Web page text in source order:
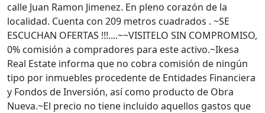
calle Juan Ramon Jimenez. En pleno corazón de la
localidad. Cuenta con 209 metros cuadrados . ~SE
ESCUCHAN OFERTAS !!!....~~VISITELO SIN COMPROMISO,
0% comisión a compradores para este activo.~Ikesa
Real Estate informa que no cobra comisión de ningún
tipo por inmuebles procedente de Entidades Financiera
y Fondos de Inversión, así como producto de Obra
Nueva.~El precio no tiene incluido aquellos gastos que